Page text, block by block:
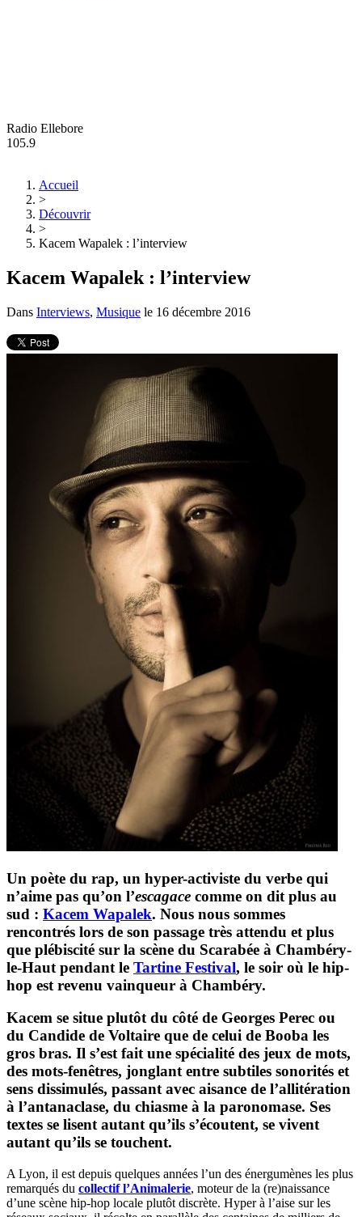
Radio Ellebore
105.9
Accueil
>
Découvrir
>
Kacem Wapalek : l’interview
Kacem Wapalek : l’interview
Dans Interviews, Musique le 16 décembre 2016
Un poète du rap, un hyper-activiste du verbe qui
n’aime pas qu’on l’escagace comme on dit plus au
sud : Kacem Wapalek. Nous nous sommes
rencontrés lors de son passage très attendu et plus
que plébiscité sur la scène du Scarabée à Chambéry-
le-Haut pendant le Tartine Festival, le soir où le hip-
hop est revenu vainqueur à Chambéry.
Kacem se situe plutôt du côté de Georges Perec ou
du Candide de Voltaire que de celui de Booba les
gros bras. Il s’est fait une spécialité des jeux de mots,
des mots-fenêtres, jonglant entre subtiles sonorités et
sens dissimulés, passant avec aisance de l’allitération
à l’antanaclase, du chiasme à la paronomase. Ses
textes se lisent autant qu’ils s’écoutent, se vivent
autant qu’ils se touchent.
A Lyon, il est depuis quelques années l’un des énergumènes les plus
remarqués du collectif l’Animalerie, moteur de la (re)naissance
d’une scène hip-hop locale plutôt discrète. Hyper à l’aise sur les